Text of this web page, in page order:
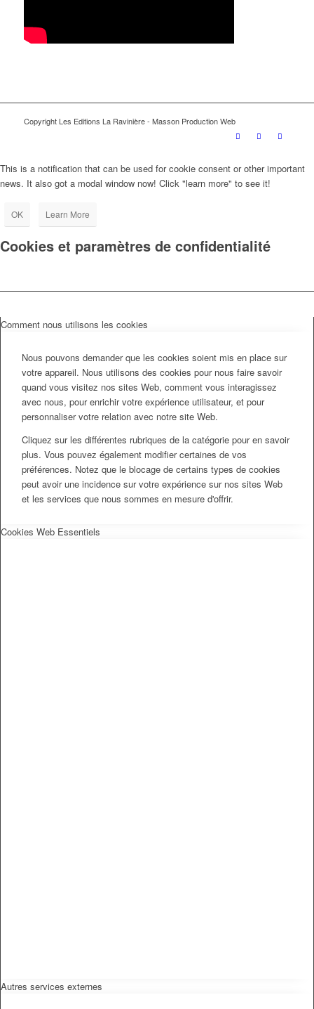
Copyright Les Editions La Ravinière - Masson Production Web
This is a notification that can be used for cookie consent or other important
news. It also got a modal window now! Click "learn more" to see it!
OK Learn More
Cookies et paramètres de confidentialité
Comment nous utilisons les cookies
Nous pouvons demander que les cookies soient mis en place sur
votre appareil. Nous utilisons des cookies pour nous faire savoir
quand vous visitez nos sites Web, comment vous interagissez
avec nous, pour enrichir votre expérience utilisateur, et pour
personnaliser votre relation avec notre site Web.
Cliquez sur les différentes rubriques de la catégorie pour en savoir
plus. Vous pouvez également modifier certaines de vos
préférences. Notez que le blocage de certains types de cookies
peut avoir une incidence sur votre expérience sur nos sites Web
et les services que nous sommes en mesure d'offrir.
Cookies Web Essentiels
Autres services externes